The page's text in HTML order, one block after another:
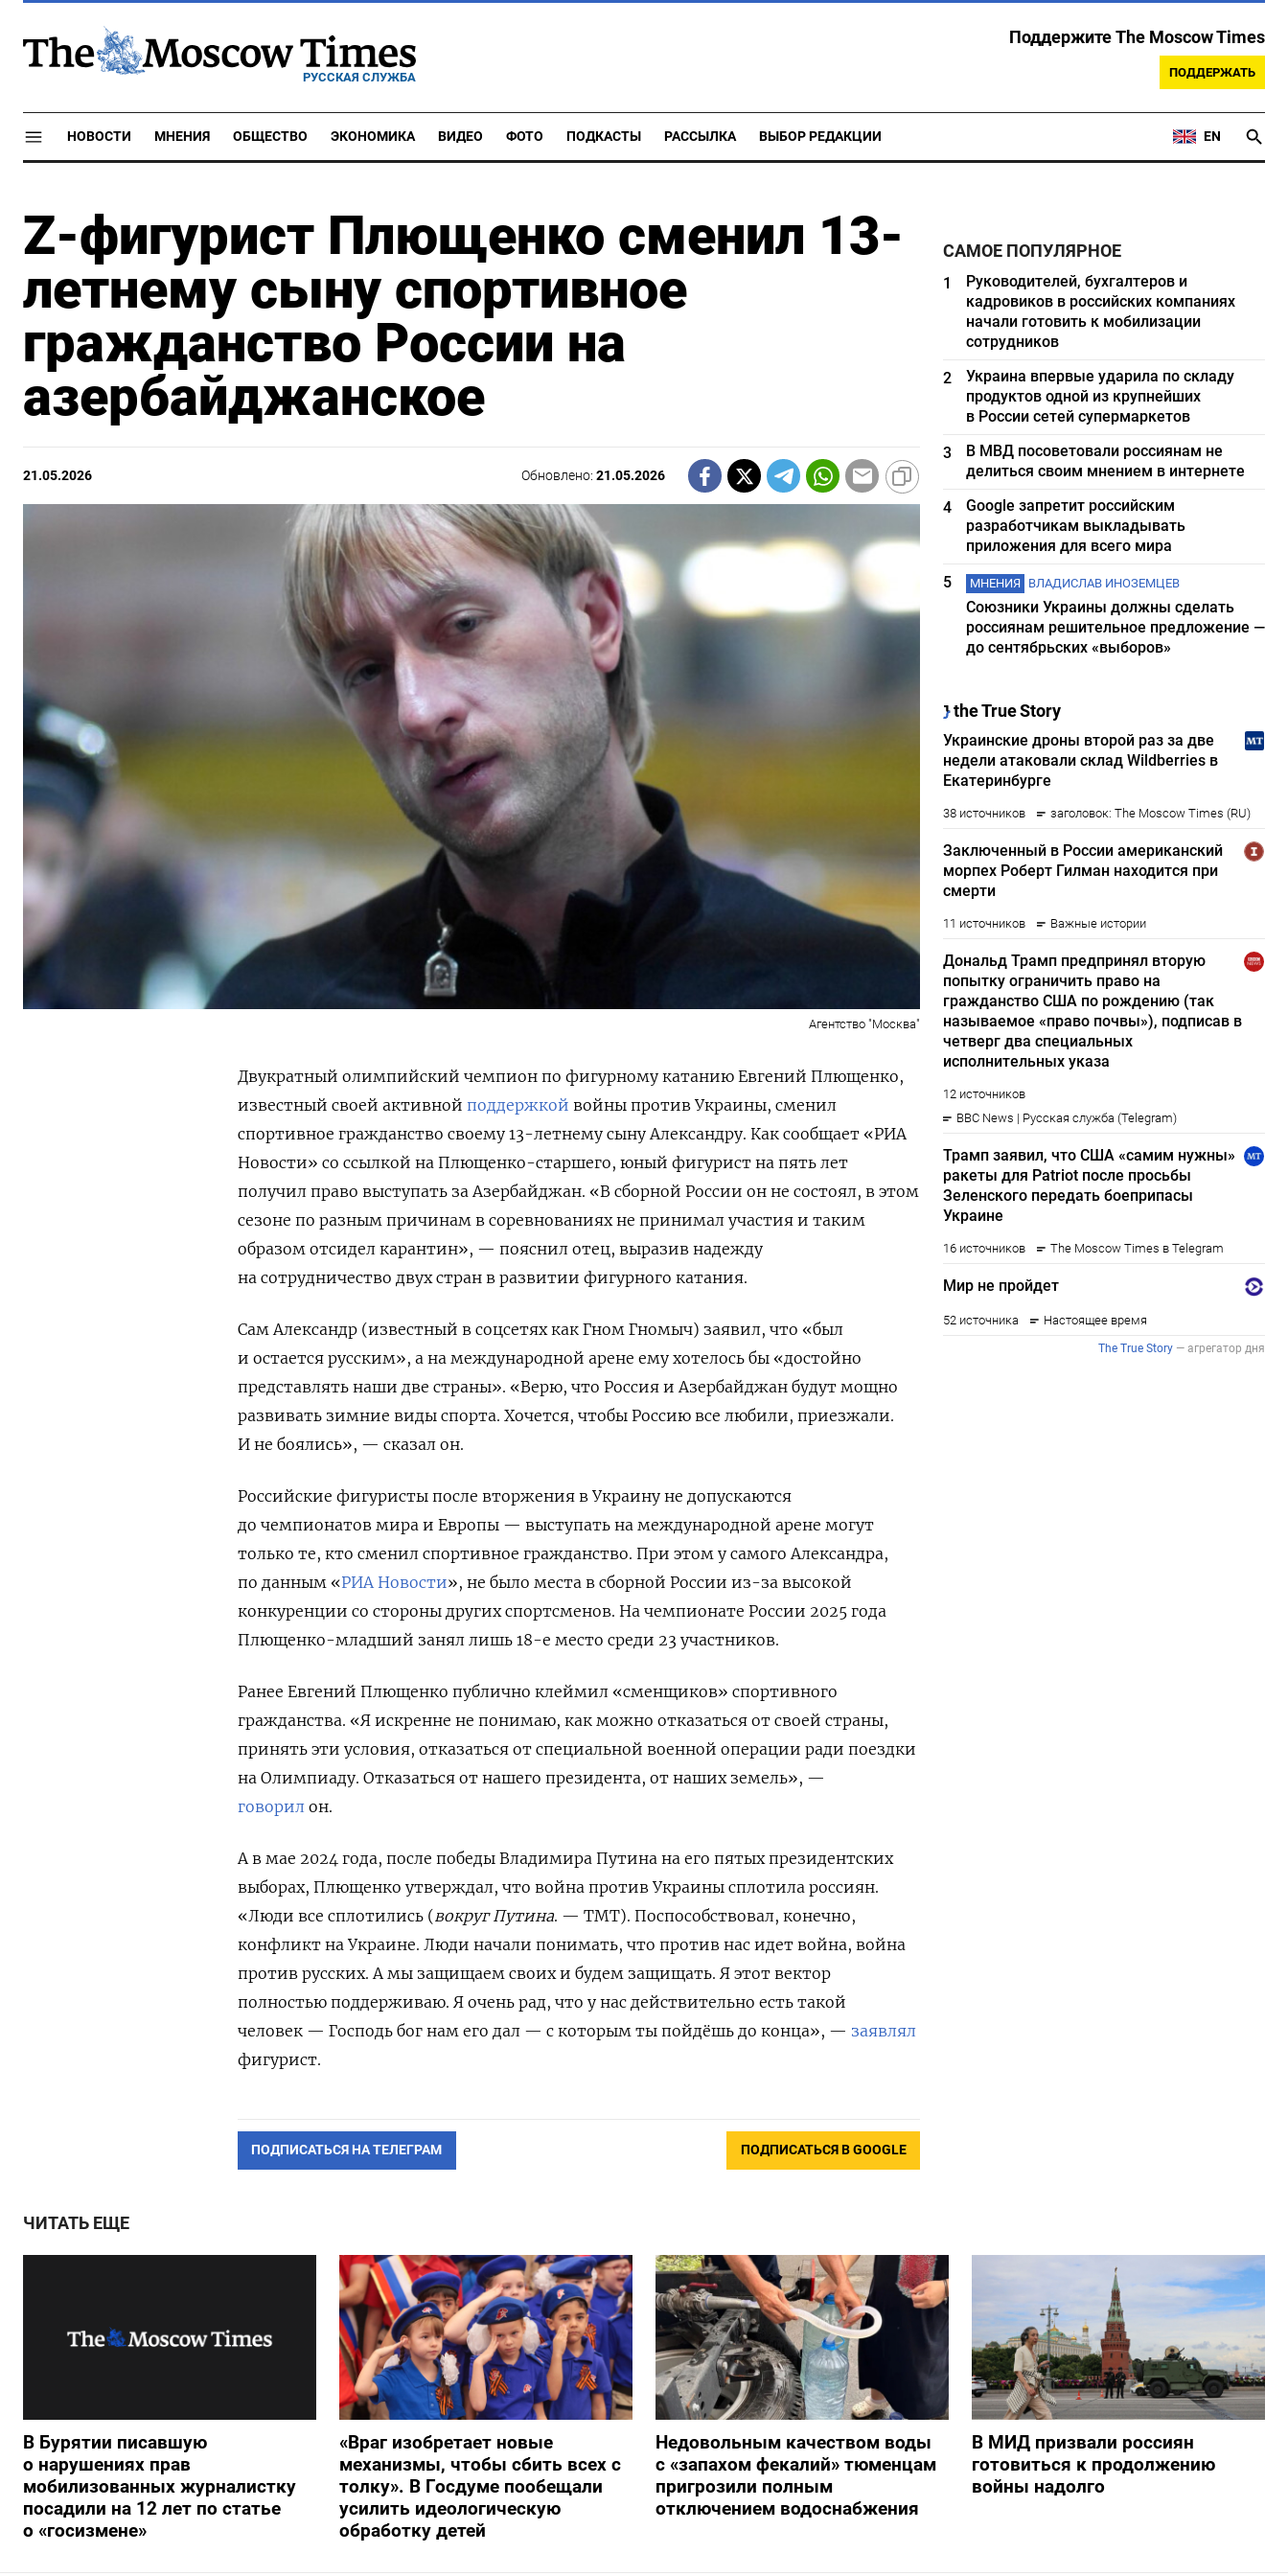
РУССКАЯ СЛУЖБА
Поддержите The Moscow Times
ПОДДЕРЖАТЬ
НОВОСТИ МНЕНИЯ ОБЩЕСТВО ЭКОНОМИКА ВИДЕО ФОТО ПОДКАСТЫ РАССЫЛКА ВЫБОР РЕДАКЦИИ EN
Z-фигурист Плющенко сменил 13-
летнему сыну спортивное
гражданство России на
азербайджанское
21.05.2026 Обновлено:21.05.2026
Агентство "Москва"
Двукратный олимпийский чемпион по фигурному катанию Евгений Плющенко,
известный своей активной поддержкой войны против Украины, сменил
спортивное гражданство своему 13-летнему сыну Александру. Как сообщает «РИА
Новости» со ссылкой на Плющенко-старшего, юный фигурист на пять лет
получил право выступать за Азербайджан. «В сборной России он не состоял, в этом
сезоне по разным причинам в соревнованиях не принимал участия и таким
образом отсидел карантин», — пояснил отец, выразив надежду
на сотрудничество двух стран в развитии фигурного катания.
Сам Александр (известный в соцсетях как Гном Гномыч) заявил, что «был
и остается русским», а на международной арене ему хотелось бы «достойно
представлять наши две страны». «Верю, что Россия и Азербайджан будут мощно
развивать зимние виды спорта. Хочется, чтобы Россию все любили, приезжали.
И не боялись», — сказал он.
Российские фигуристы после вторжения в Украину не допускаются
до чемпионатов мира и Европы — выступать на международной арене могут
только те, кто сменил спортивное гражданство. При этом у самого Александра,
по данным «РИА Новости», не было места в сборной России из-за высокой
конкуренции со стороны других спортсменов. На чемпионате России 2025 года
Плющенко-младший занял лишь 18-е место среди 23 участников.
Ранее Евгений Плющенко публично клеймил «сменщиков» спортивного
гражданства. «Я искренне не понимаю, как можно отказаться от своей страны,
принять эти условия, отказаться от специальной военной операции ради поездки
на Олимпиаду. Отказаться от нашего президента, от наших земель», —
говорил он.
А в мае 2024 года, после победы Владимира Путина на его пятых президентских
выборах, Плющенко утверждал, что война против Украины сплотила россиян.
«Люди все сплотились (вокруг Путина. — ТМТ). Поспособствовал, конечно,
конфликт на Украине. Люди начали понимать, что против нас идет война, война
против русских. А мы защищаем своих и будем защищать. Я этот вектор
полностью поддерживаю. Я очень рад, что у нас действительно есть такой
человек — Господь бог нам его дал — с которым ты пойдёшь до конца», — заявлял
фигурист.
ПОДПИСАТЬСЯ НА ТЕЛЕГРАМ ПОДПИСАТЬСЯ В GOOGLE
САМОЕ ПОПУЛЯРНОЕ
1
Руководителей, бухгалтеров и
кадровиков в российских компаниях
начали готовить к мобилизации
сотрудников
2
Украина впервые ударила по складу
продуктов одной из крупнейших
в России сетей супермаркетов
3
В МВД посоветовали россиянам не
делиться своим мнением в интернете
4
Google запретит российским
разработчикам выкладывать
приложения для всего мира
5
МНЕНИЯ ВЛАДИСЛАВ ИНОЗЕМЦЕВ
Союзники Украины должны сделать
россиянам решительное предложение —
до сентябрьских «выборов»
ЧИТАТЬ ЕЩЕ
В Бурятии писавшую
о нарушениях прав
мобилизованных журналистку
посадили на 12 лет по статье
о «госизмене»
«Враг изобретает новые
механизмы, чтобы сбить всех с
толку». В Госдуме пообещали
усилить идеологическую
обработку детей
Недовольным качеством воды
с «запахом фекалий» тюменцам
пригрозили полным
отключением водоснабжения
В МИД призвали россиян
готовиться к продолжению
войны надолго